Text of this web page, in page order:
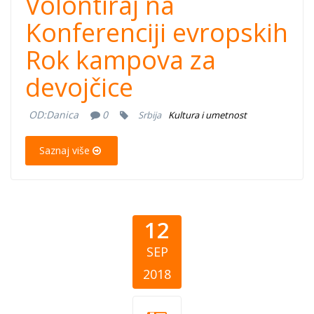
Konferenciji evropskih
Rok kampova za
devojčice
OD:Danica 0 Srbija Kultura i umetnost
Saznaj više
12
SEP
2018